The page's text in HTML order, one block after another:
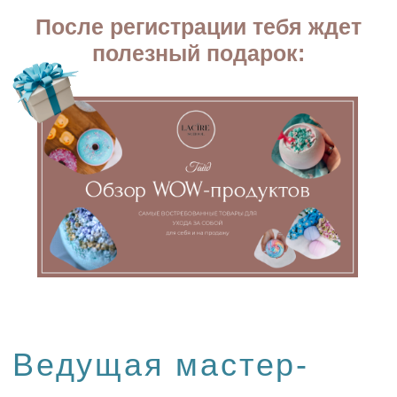
вебинаров и постоянно совершенствую
свои навыки
Изготовила более 25.000 ароматических
изделий
НаWildberries
заказов
Оборот от свечеварения
более 15.000.000
рублей за последний год
Основала профессиональную онлайн
школу по свечеварению и сильное
сообщество свечеваров
4.000
учеников из разных
стран и городов России
БУДЕТ
ПОЛЕЗЕН: